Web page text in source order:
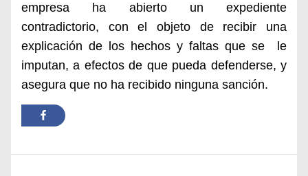
empresa ha abierto un expediente
contradictorio, con el objeto de recibir una
explicación de los hechos y faltas que se le
imputan, a efectos de que pueda defenderse, y
asegura que no ha recibido ninguna sanción.